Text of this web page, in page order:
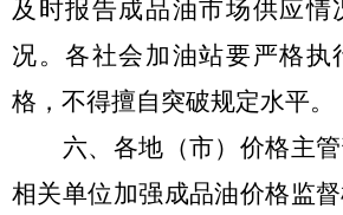
及时报告成品油市场供应情
况。各社会加油站要严格执
格，不得擅自突破规定水平。
六、 各地（市）价格主
相关单位加强成品油价格监